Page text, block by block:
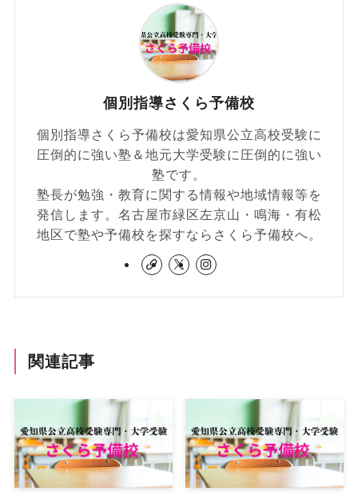
個別指導さくら予備校
個別指導さくら予備校は愛知県公立高校受験に
圧倒的に強い塾＆地元大学受験に圧倒的に強い
塾です。
塾長が勉強・教育に関する情報や地域情報等を
発信します。名古屋市緑区左京山・鳴海・有松
地区で塾や予備校を探すならさくら予備校へ。
関連記事